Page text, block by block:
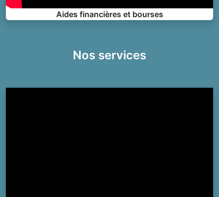
Aides financières et bourses
Nos services